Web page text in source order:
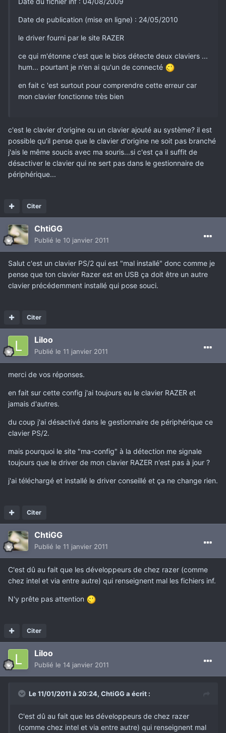
Date de publication (mise en ligne) : 24/05/2010
le driver fourni par le site RAZER
ce qui m'étonne c'est que le bios détecte deux claviers ...
hum... pourtant je n'en ai qu'un de connecté
en fait c 'est surtout pour comprendre cette erreur car
mon clavier fonctionne très bien
c'est le clavier d'origine ou un clavier ajouté au système? il est
possible qu'il pense que le clavier d'origine ne soit pas branché
j'ais le même soucis avec ma souris...si c'est ça il suffit de
désactiver le clavier qui ne sert pas dans le gestionnaire de
périphérique...
Citer
ChtiGG
Publié le 10 janvier 2011
Salut c'est un clavier PS/2 qui est "mal installé" donc comme je
pense que ton clavier Razer est en USB ça doit être un autre
clavier précédemment installé qui pose souci.
Citer
Liloo
Publié le 11 janvier 2011
merci de vos réponses.
en fait sur cette config j'ai toujours eu le clavier RAZER et
jamais d'autres.
du coup j'ai désactivé dans le gestionnaire de périphérique ce
clavier PS/2.
mais pourquoi le site "ma-config" à la détection me signale
toujours que le driver de mon clavier RAZER n'est pas à jour ?
j'ai téléchargé et installé le driver conseillé et ça ne change rien.
Citer
ChtiGG
Publié le 11 janvier 2011
C'est dû au fait que les développeurs de chez razer (comme
chez intel et via entre autre) qui renseignent mal les fichiers inf.
N'y prête pas attention
Citer
Liloo
Publié le 14 janvier 2011
Le 11/01/2011 à 20:24, ChtiGG a écrit :
C'est dû au fait que les développeurs de chez razer
(comme chez intel et via entre autre) qui renseignent mal